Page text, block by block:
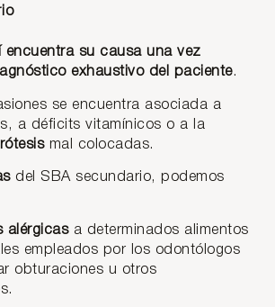
encuentra su causa una vez
exhaustivo del paciente.
se encuentra asociada a
a déficits vitamínicos o a la
mal colocadas.
del SBA secundario, podemos
alérgicasa determinados alimentos
empleados por los odontólogos
obturaciones u otros